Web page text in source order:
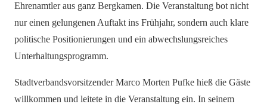
Ehrenamtler aus ganz Bergkamen. Die Veranstaltung bot nicht
nur einen gelungenen Auftakt ins Frühjahr, sondern auch klare
politische Positionierungen und ein abwechslungsreiches
Unterhaltungsprogramm.
Stadtverbandsvorsitzender Marco Morten Pufke hieß die Gäste
willkommen und leitete in die Veranstaltung ein. In seinem